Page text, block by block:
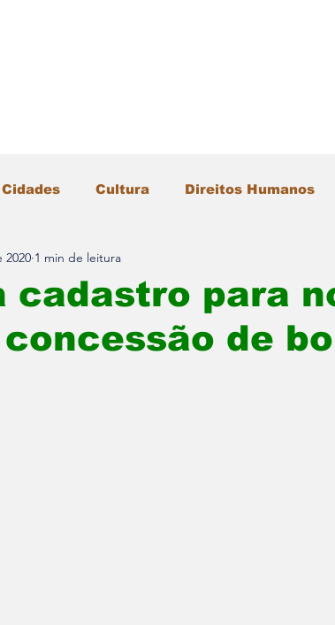
Cidades Cultura Direitos Humanos
Geral
Pesquisa e Inovação Polícia
cadastro para
de
2020 1 min de leitura